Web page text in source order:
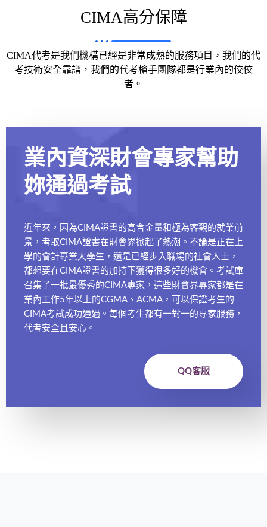
CIMA高分保障
CIMA代考是我們機構已經是非常成熟的服務項目，我們的代
考技術安全靠譜，我們的代考槍手團隊都是行業內的佼佼
者。
業內資深財會專家幫助
妳通過考試
近年來，因為CIMA證書的高含金量和極為客觀的就業前
景，考取CIMA證書在財會界掀起了熱潮。不論是正在上
學的會計專業大學生，還是已經步入職場的社會人士，
都想要在CIMA證書的加持下獲得很多好的機會。考試庫
召集了一批最優秀的CIMA專家，這些財會界專家都是在
業內工作5年以上的CGMA、ACMA，可以保證考生的
CIMA考試成功通過。每個考生都有一對一的專家服務，
代考安全且安心。
QQ客服